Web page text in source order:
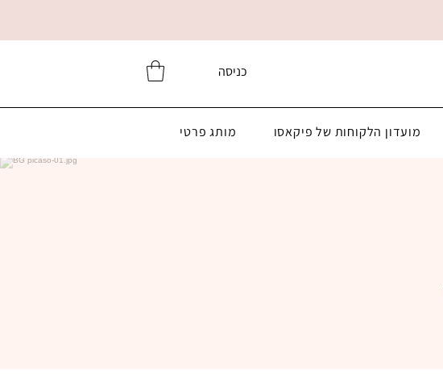
כניסה
מועדון הלקוחות של פיקאסו מותג פרטי